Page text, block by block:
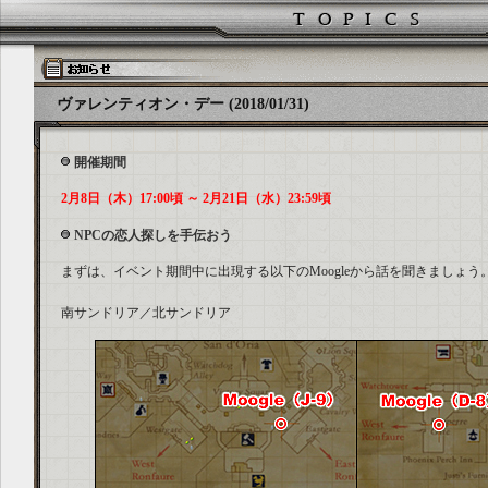
ヴァレンティオン・デー (2018/01/31)
開催期間
2月8日（木）17:00頃 ～ 2月21日（水）23:59頃
NPCの恋人探しを手伝おう
まずは、イベント期間中に出現する以下のMoogleから話を聞きましょう
南サンドリア／北サンドリア